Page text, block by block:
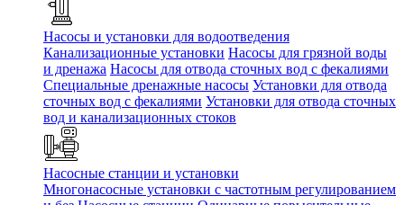
Насосы и установки для водоотведения
Канализационные установки Насосы для грязной воды
и дренажа Насосы для отвода сточных вод c фекалиями
Специальные дренажные насосы Установки для отвода
сточных вод c фекалиями Установки для отвода сточных
вод и канализационных стоков
Насосные станции и установки
Многонасосные установки с частотным регулированием